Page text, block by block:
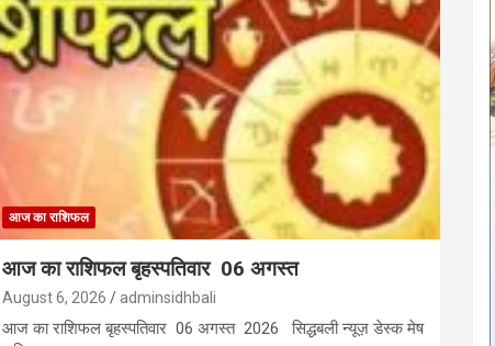
आज का राशिफल
आज का राशिफल बृहस्पतिवार 06 अगस्त
August 6, 2026 adminsidhbali
आज का राशिफल बृहस्पतिवार 06 अगस्त 2026 सिद्धबली न्यूज़ डेस्क मेष